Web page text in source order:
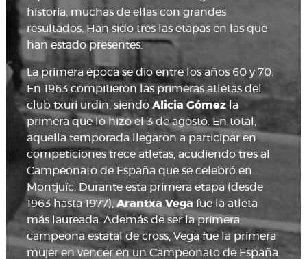
historia, muchas de ellas con grandes
resultados. Han sido tres las etapas en las que
han estado presentes.
La primera época se dio entre los años 60 y 70.
En 1963 compitieron las primeras atletas del
club txuri urdin, siendoAlicia Gómez la
primera que lo hizo el 3 de agosto. En total,
aquella temporada llegaron a participar en
competiciones trece atletas, acudiendo tres al
Campeonato de España que se celebró en
Montjuïc. Durante esta primera etapa (desde
1963 hasta 1977),Arantxa Vega fue la atleta
más laureada. Además de ser la primera
campeona estatal de cross, Vega fue la primera
mujer en vencer en un Campeonato de España